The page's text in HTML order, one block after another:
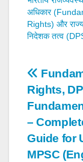
अधिकार
Rights) और
निदेशक तत्व
Post
Rights,
–
Guide for
MPSC